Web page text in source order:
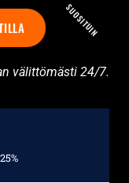
SUOSITUIN
välittömästi 24/7.